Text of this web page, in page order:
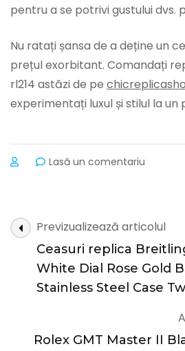
pentru a se potrivi gustului dvs.
Nu ratați șansa de a deține un
prețul exorbitant. Comandați
rl214 astăzi de pe
experimentați luxul și stilul la un
Lasă un comentariu
Rolex
Datejust-
rl214,
ieftine
și
Navigare
în
articole
Previzualizează articolul
Ceasuri replica
White Dial Rose Gold
Stainless Steel Case
Rolex GMT Master II